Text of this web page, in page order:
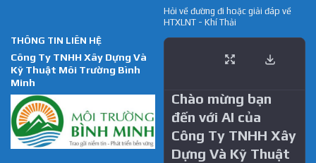
THÔNG TIN LIÊN HỆ
Công Ty TNHH Xây Dựng Và
Kỹ Thuật Môi Trường Bình
Minh
Hỏi về đường đi hoặc giải đáp về
HTXLNT - Khí Thải
Chào mừng bạn
đến với AI của
Công Ty TNHH Xây
Dựng Và Kỹ Thuật